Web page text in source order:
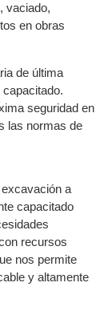
vaciado,
en obras
de última
seguridad en
las normas de
a
capacitado
recursos
nos permite
y altamente